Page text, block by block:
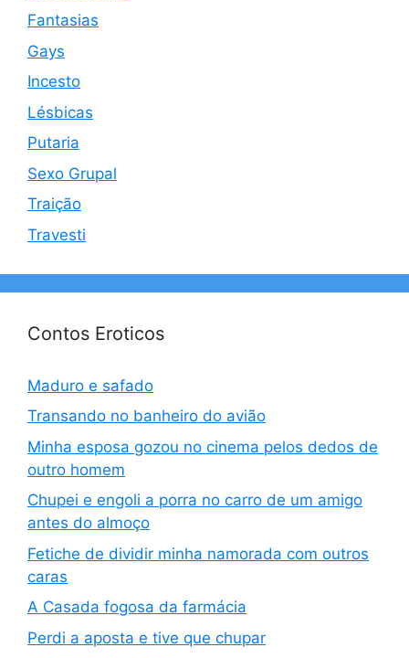
Fantasias
Gays
Incesto
Lésbicas
Putaria
Sexo Grupal
Traição
Travesti
Contos Eroticos
Maduro e safado
Transando no banheiro do avião
Minha esposa gozou no cinema pelos dedos de
outro homem
Chupei e engoli a porra no carro de um amigo
antes do almoço
Fetiche de dividir minha namorada com outros
caras
A Casada fogosa da farmácia
Perdi a aposta e tive que chupar